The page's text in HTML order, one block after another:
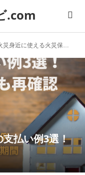
.com
身近に使える火災保険の支払い例3選！火災保険の基本も再確認！
払い例3選！